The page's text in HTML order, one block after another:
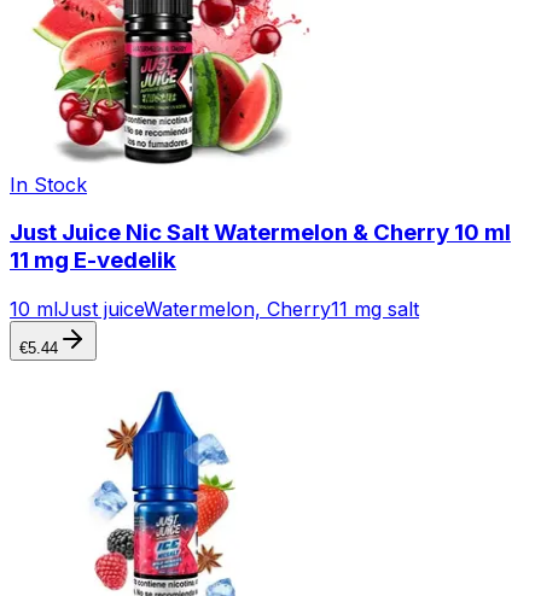
In Stock
Just Juice Nic Salt Watermelon & Cherry 10 ml
11 mg E-vedelik
10 mlJust juiceWatermelon, Cherry11 mg salt
€5.44